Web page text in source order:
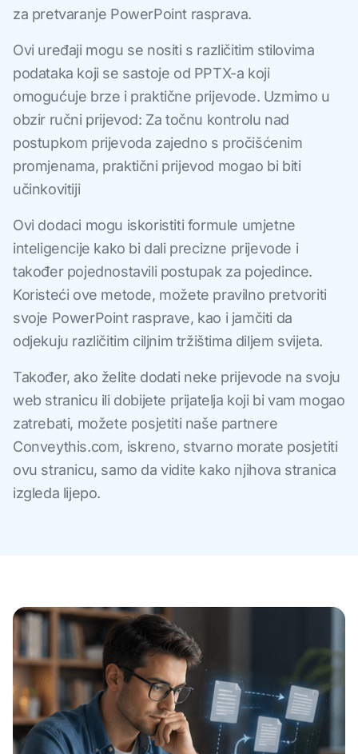
za pretvaranje PowerPoint rasprava.
Ovi uređaji mogu se nositi s različitim stilovima
podataka koji se sastoje od PPTX-a koji
omogućuje brze i praktične prijevode. Uzmimo u
obzir ručni prijevod: Za točnu kontrolu nad
postupkom prijevoda zajedno s pročišćenim
promjenama, praktični prijevod mogao bi biti
učinkovitiji
Ovi dodaci mogu iskoristiti formule umjetne
inteligencije kako bi dali precizne prijevode i
također pojednostavili postupak za pojedince.
Koristeći ove metode, možete pravilno pretvoriti
svoje PowerPoint rasprave, kao i jamčiti da
odjekuju različitim ciljnim tržištima diljem svijeta.
Također, ako želite dodati neke prijevode na svoju
web stranicu ili dobijete prijatelja koji bi vam mogao
zatrebati, možete posjetiti naše partnere
Conveythis.com, iskreno, stvarno morate posjetiti
ovu stranicu, samo da vidite kako njihova stranica
izgleda lijepo.